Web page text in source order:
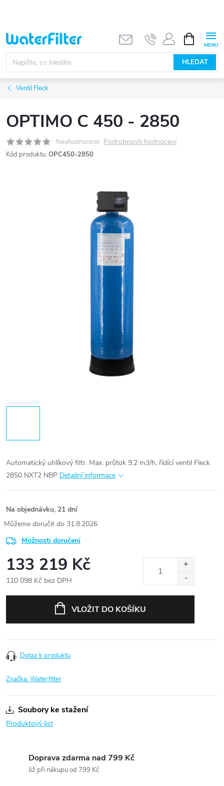
obsah
HLEDAT
NÁKUPNÍ
KOŠÍK
Ventil Fleck
OPTIMO C 450 - 2850
Neohodnoceno Podrobnosti hodnocení
Kód produktu: OPC450-2850
Automatický uhlíkový filtr. Max. průtok 9,2 m3/h, řídící ventil Fleck
2850 NXT2 NBP Detailní informace
Na objednávku, 21 dní
31.8.2026
Možnosti doručení
133 219 Kč
110 098 Kč bez DPH
VLOŽIT DO KOŠÍKU
Dotaz k produktu
Značka:Waterfilter
Soubory ke stažení
Produktový list
Doprava zdarma nad 799 Kč
Již při nákupu od 799 Kč